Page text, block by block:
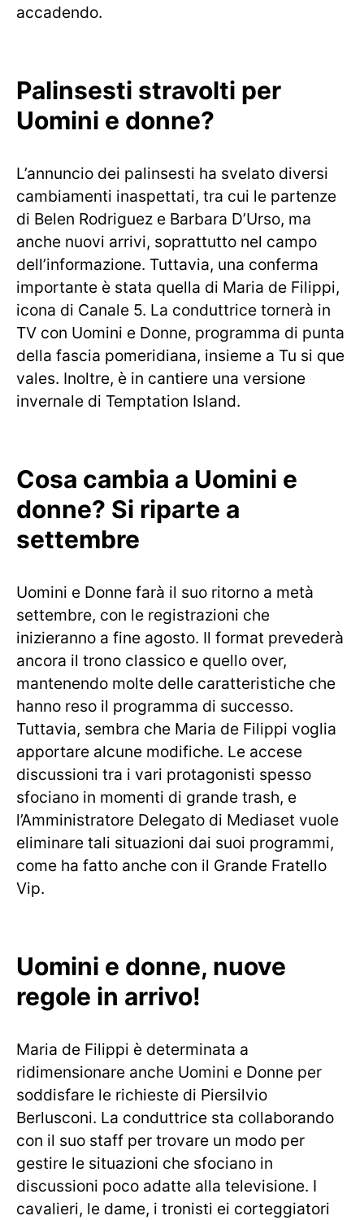
accadendo.
Palinsesti stravolti per
Uomini e donne?
L’annuncio dei palinsesti ha svelato diversi
cambiamenti inaspettati, tra cui le partenze
di Belen Rodriguez e Barbara D’Urso, ma
anche nuovi arrivi, soprattutto nel campo
dell’informazione. Tuttavia, una conferma
importante è stata quella di Maria de Filippi,
icona di Canale 5. La conduttrice tornerà in
TV con Uomini e Donne, programma di punta
della fascia pomeridiana, insieme a Tu si que
vales. Inoltre, è in cantiere una versione
invernale di Temptation Island.
Cosa cambia a Uomini e
donne? Si riparte a
settembre
Uomini e Donne farà il suo ritorno a metà
settembre, con le registrazioni che
inizieranno a fine agosto. Il format prevederà
ancora il trono classico e quello over,
mantenendo molte delle caratteristiche che
hanno reso il programma di successo.
Tuttavia, sembra che Maria de Filippi voglia
apportare alcune modifiche. Le accese
discussioni tra i vari protagonisti spesso
sfociano in momenti di grande trash, e
l’Amministratore Delegato di Mediaset vuole
eliminare tali situazioni dai suoi programmi,
come ha fatto anche con il Grande Fratello
Vip.
Uomini e donne, nuove
regole in arrivo!
Maria de Filippi è determinata a
ridimensionare anche Uomini e Donne per
soddisfare le richieste di Piersilvio
Berlusconi. La conduttrice sta collaborando
con il suo staff per trovare un modo per
gestire le situazioni che sfociano in
discussioni poco adatte alla televisione. I
cavalieri, le dame, i tronisti ei corteggiatori